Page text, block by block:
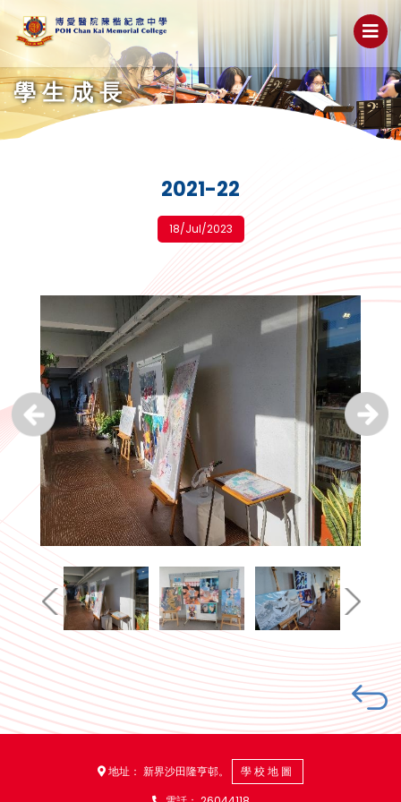
學生成長
2021-22
18/Jul/2023
地址： 新界沙田隆亨邨。
學校地圖